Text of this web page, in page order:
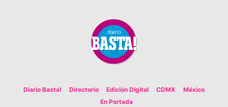
Diario Basta! Directorio Edición Digital CDMX
México
En Portada